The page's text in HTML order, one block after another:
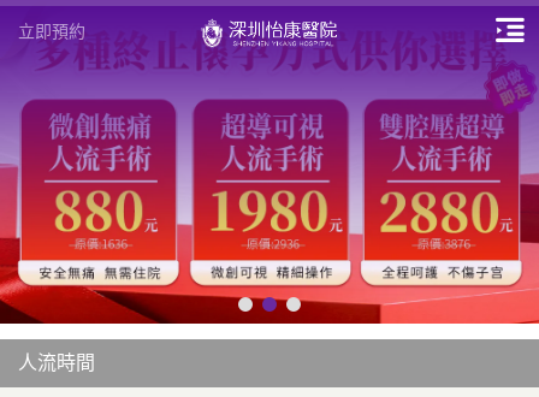
立即預約
人流時間